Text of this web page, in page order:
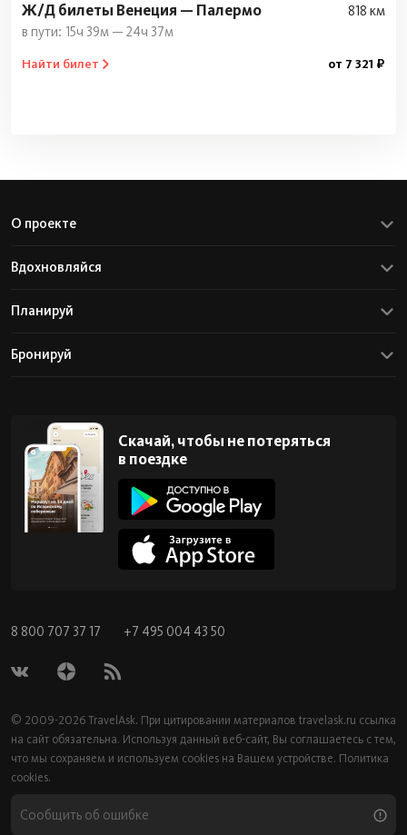
Ж/Д билеты Венеция — Палермо
818 км
15ч 39м — 24ч 37м
Найти билет от 7 321 ₽
О проекте
Вдохновляйся
Планируй
Бронируй
Скачай, чтобы не потеряться
в поездке
8 800 707 37 17 +7 495 004 43 50
© 2009-2026 TravelAsk. При цитировании материалов travelask.ru ссылка
на сайт обязательна. Используя данный веб-сайт, Вы соглашаетесь с тем,
что мы сохраняем и используем cookies на Вашем устройстве. Политика
cookies.
Сообщить об ошибке